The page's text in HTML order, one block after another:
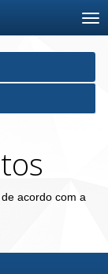
acordo com a